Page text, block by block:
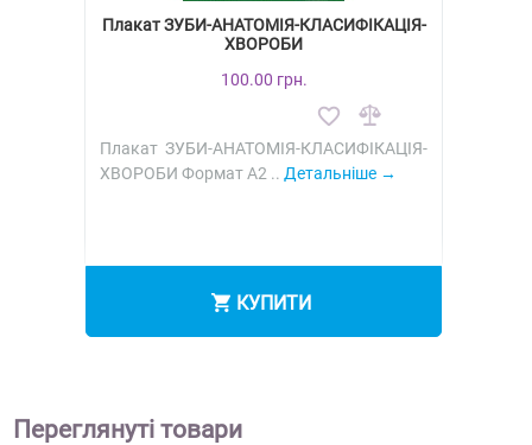
Плакат ЗУБИ-АНАТОМІЯ-КЛАСИФІКАЦІЯ-
ХВОРОБИ
100.00 грн.
Плакат ЗУБИ-АНАТОМІЯ-КЛАСИФІКАЦІЯ-
ХВОРОБИ Формат А2 .. Детальніше
КУПИТИ
Переглянутітовари